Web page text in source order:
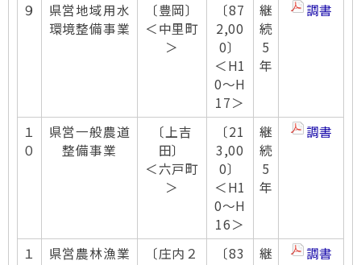
９
県営地域用水
環境整備事業
〔豊岡〕
＜中里町
＞
〔87
2,00
0〕
＜H1
0～H
17＞
継
続
5
年
調書
１
０
県営一般農道
整備事業
〔上吉
田〕
＜六戸町
＞
〔21
3,00
0〕
＜H1
0～H
16＞
継
続
5
年
調書
１
県営農林漁業
〔庄内２
〔83
継
調書